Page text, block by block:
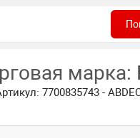
марка:
7700835743 -